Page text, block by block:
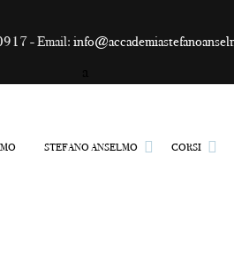
- Email:
STEFANO ANSELMO CORSI